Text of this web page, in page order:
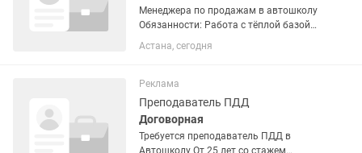
Менеджера по продажам в автошколу
Обязанности: Работа с тёплой базой
клиентов (звонки, переписки); Продажа
услуги компании; Проведение онлайн-
клиентской базы и...
Астана, сегодня
Реклама
Преподаватель ПДД
Договорная
Требуется преподаватель ПДД в
Автошколу От 25 лет со стажем